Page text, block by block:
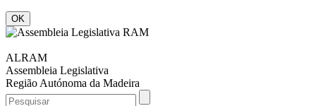
ALRAM
Assembleia Legislativa
Região Autónoma da Madeira